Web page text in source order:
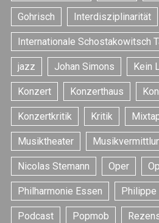
Gohrisch Interdisziplinarität
Internationale Schostakowitsch
jazz Johan Simons Kein
Konzert Konzerthaus
Konzertkritik Kritik
Musiktheater
Nicolas Stemann Oper
Philharmonie Essen Philippe
Podcast Popmob
S
e
a
r
c
h
f
o
r
: